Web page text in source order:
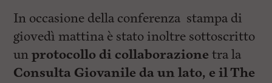
In occasione della conferenza stampa di
giovedì mattina è stato inoltre sottoscritto
unprotocollo di collaborazione tra la
Consulta Giovanile da un lato, e il The